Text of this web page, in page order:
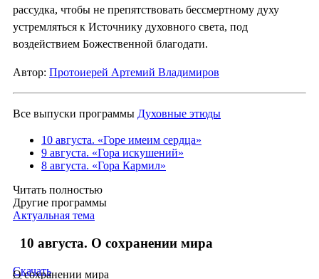
рассудка, чтобы не препятствовать бессмертному духу
устремляться к Источнику духовного света, под
воздействием Божественной благодати.
Автор: Протоиерей Артемий Владимиров
Все выпуски программы Духовные этюды
10 августа. «Горе имеим сердца»
9 августа. «Гора искушений»
8 августа. «Гора Кармил»
Читать полностью
Другие программы
Актуальная тема
10 августа. О сохранении мира
О сохранении мира
Скачать